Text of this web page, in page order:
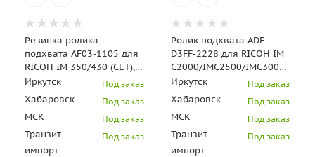
Резинка ролика
подхвата AF03-1105 для
RICOH IM 350/430 (CET),
CET341136
Иркутск Под заказ
Хабаровск Под заказ
МСК Под заказ
Транзит
импорт
Под заказ
Ролик подхвата ADF
D3FF-2228 для RICOH IM
C2000/IMC2500/IMC3000/
(CET), CET341141
Иркутск Под заказ
Хабаровск Под заказ
МСК Под заказ
Транзит
импорт
Под заказ